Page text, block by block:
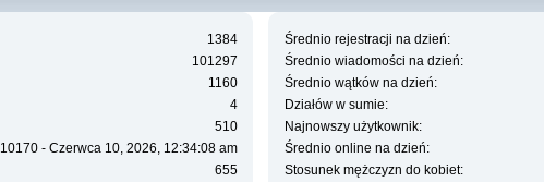
1384
101297
1160
4
510
10170 - Czerwca 10, 2026, 12:34:08 am
655
Średnio rejestracji na dzień:
Średnio wiadomości na dzień:
Średnio wątków na dzień:
Działów w sumie:
Najnowszy użytkownik:
Średnio online na dzień:
Stosunek mężczyzn do kobiet: